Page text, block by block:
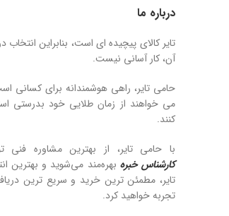
درباره ما
تایر کالای پیچیده ای است، بنابراین
آن، کار آسانی نیست.
حامی تایر، راهی هوشمندانه برای کسانی
می خواهند از زمان طلایی خود بدرستی
کنند.
با حامی تایر، از بهترین مشاوره فنی
کارشناس خبره بهره‌مند می‌شوید و بهترین
تایر، مطمئن ترین خرید و سریع ترین
تجربه خواهید کرد.